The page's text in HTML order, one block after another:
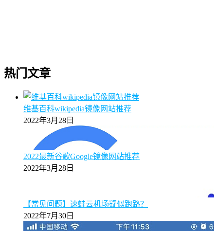
热门文章
维基百科wikipedia镜像网站推荐
2022年3月28日
2022最新谷歌Google镜像网站推荐
2022年3月28日
【常见问题】速蛙云机场疑似跑路？
2022年7月30日